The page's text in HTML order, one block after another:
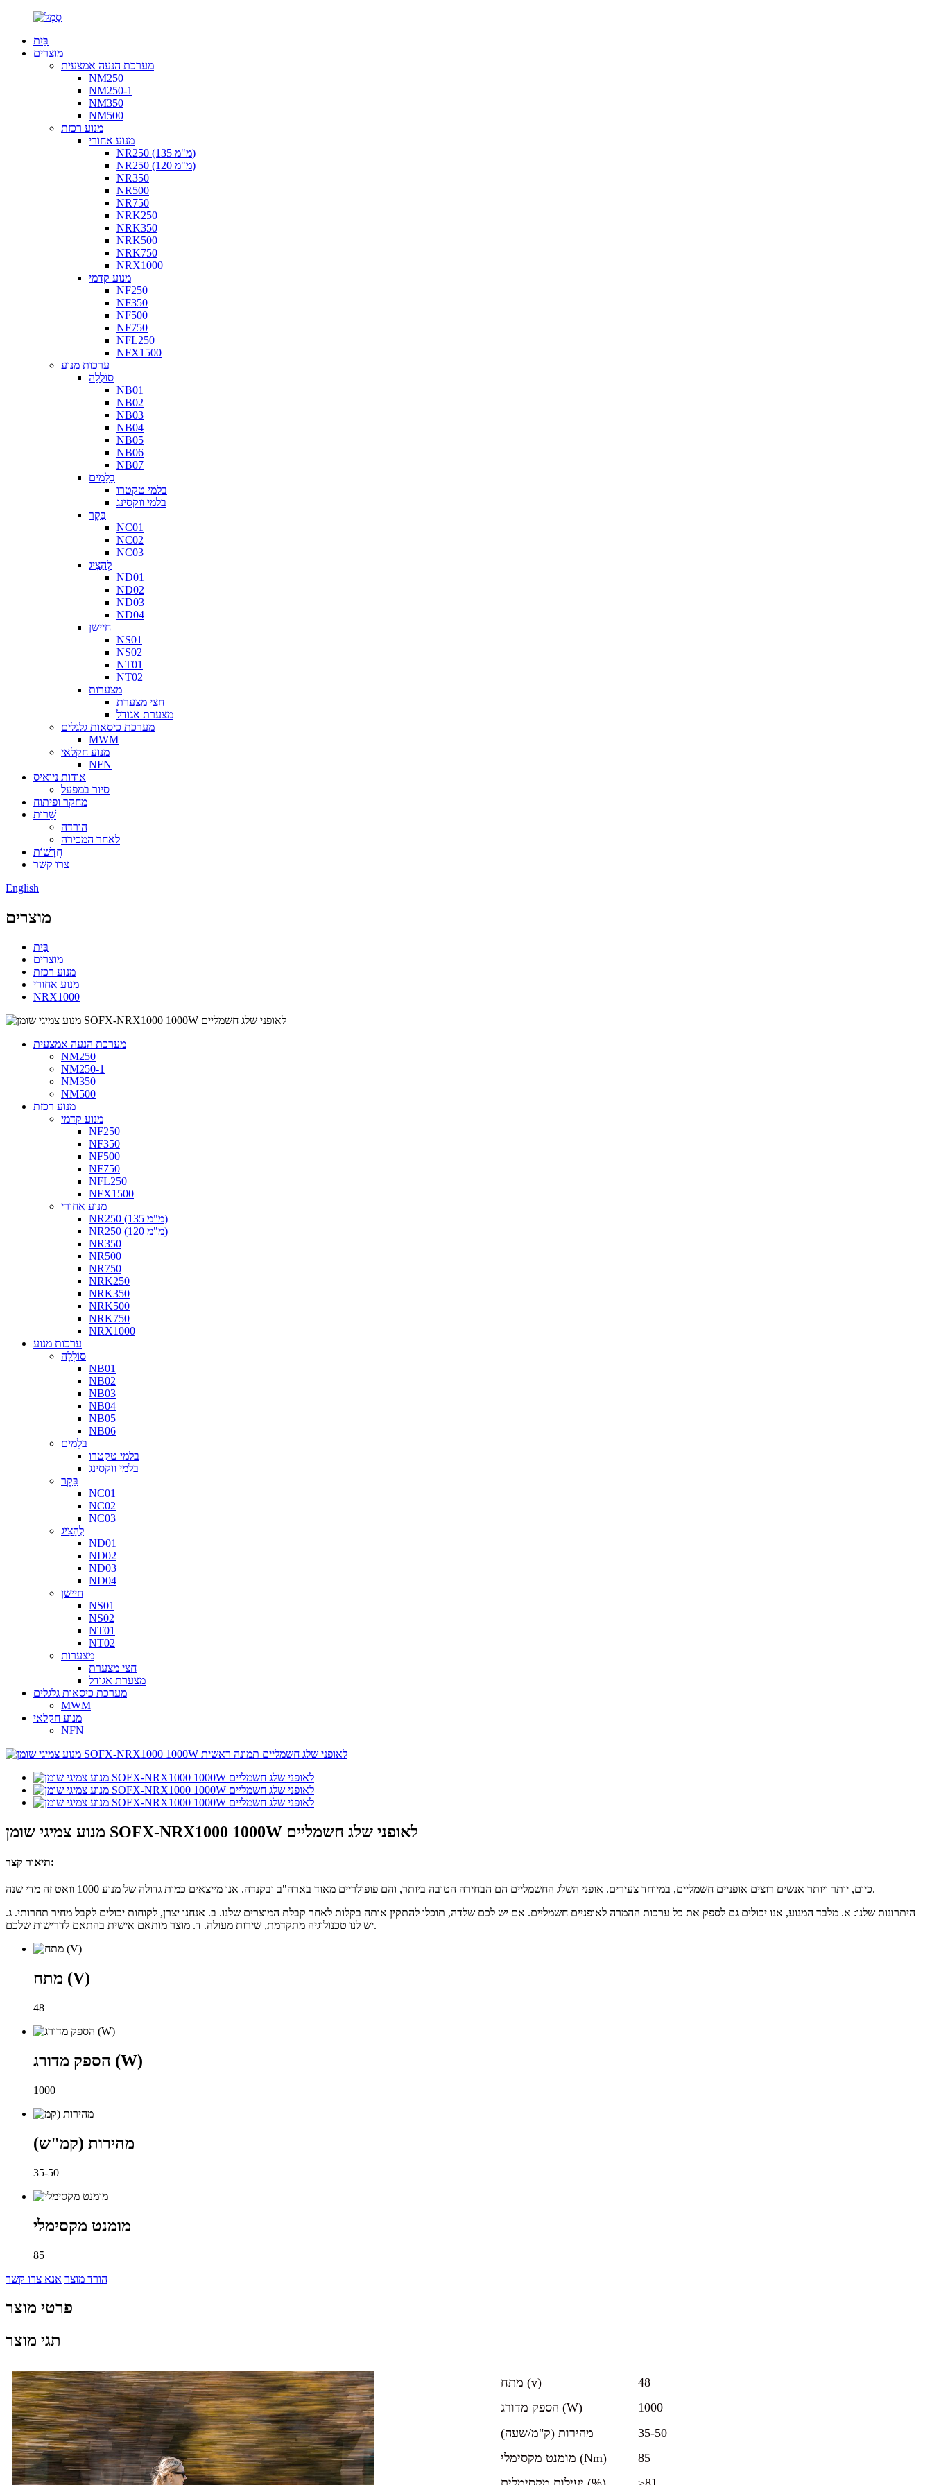
בַּיִת
מוצרים
מערכת הנעה אמצעית
NM250
NM250-1
NM350
NM500
מנוע רכזת
מנוע אחורי
NR250 (135 מ"מ)
NR250 (120 מ"מ)
NR350
NR500
NR750
NRK250
NRK350
NRK500
NRK750
NRX1000
מנוע קדמי
NF250
NF350
NF500
NF750
NFL250
NFX1500
ערכות מנוע
סוֹלְלָה
NB01
NB02
NB03
NB04
NB05
NB06
NB07
בַּלָמִים
בלמי טקטרו
בלמי ווקסינג
בַּקָר
NC01
NC02
NC03
לְהַצִיג
ND01
ND02
ND03
ND04
חיישן
NS01
NS02
NT01
NT02
מצערות
חצי מצערת
מצערת אגודל
מערכת כיסאות גלגלים
MWM
מנוע חקלאי
NFN
אודות ניואיס
סיור במפעל
מחקר ופיתוח
שֵׁרוּת
הורדה
לאחר המכירה
חֲדָשׁוֹת
צרו קשר
English
מוצרים
בַּיִת
מוצרים
מנוע רכזת
מנוע אחורי
NRX1000
מערכת הנעה אמצעית
NM250
NM250-1
NM350
NM500
מנוע רכזת
מנוע קדמי
NF250
NF350
NF500
NF750
NFL250
NFX1500
מנוע אחורי
NR250 (135 מ"מ)
NR250 (120 מ"מ)
NR350
NR500
NR750
NRK250
NRK350
NRK500
NRK750
NRX1000
ערכות מנוע
סוֹלְלָה
NB01
NB02
NB03
NB04
NB05
NB06
בַּלָמִים
בלמי טקטרו
בלמי ווקסינג
בַּקָר
NC01
NC02
NC03
לְהַצִיג
ND01
ND02
ND03
ND04
חיישן
NS01
NS02
NT01
NT02
מצערות
חצי מצערת
מצערת אגודל
מערכת כיסאות גלגלים
MWM
מנוע חקלאי
NFN
מנוע צמיגי שומן SOFX-NRX1000 1000W לאופני שלג חשמליים
תיאור קצר:
כיום, יותר ויותר אנשים רוצים אופניים חשמליים, במיוחד צעירים. אופני השלג החשמליים הם הבחירה הטובה ביותר, והם פופולריים מאוד בארה"ב ובקנדה. אנו מייצאים כמות גדולה של מנוע 1000 וואט זה מדי שנה.
היתרונות שלנו: א. מלבד המנוע, אנו יכולים גם לספק את כל ערכות ההמרה לאופניים חשמליים. אם יש לכם שלדה, תוכלו להתקין אותה בקלות לאחר קבלת המוצרים שלנו. ב. אנחנו יצרן, לקוחות יכולים לקבל מחיר תחרותי. ג.
יש לנו טכנולוגיה מתקדמת, שירות מעולה. ד. מוצר מותאם אישית בהתאם לדרישות שלכם.
מתח (V)
48
הספק מדורג (W)
1000
מהירות (קמ"ש)
35-50
מומנט מקסימלי
85
הורד מוצר אנא צרו קשר
פרטי מוצר
תגי מוצר
מתח (v)
48
הספק מדורג (W)
1000
מהירות (ק"מ/שעה)
35-50
מומנט מקסימלי (Nm)
85